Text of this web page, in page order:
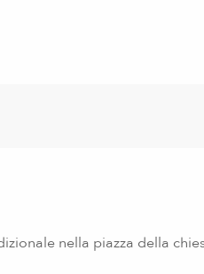
nella piazza della